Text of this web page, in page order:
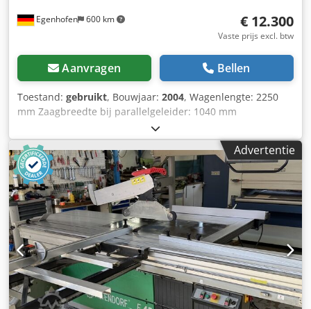
verpakking overdracht in de huidige staat, zoals
Egenhofen 600 km € 12.300
Vaste prijs excl. btw
Aanvragen Bellen
Toestand: gebruikt, Bouwjaar: 2004, Wagenlengte: 2250
mm Zaagbreedte bij parallelgeleider: 1040 mm
Zaagbreedte bij afkortaanslag: 2900 mm Zaagdiepte: 154
mm Voorritser: ja Hoogteverstelling zaagblad: elektrisch /
positiebesturing Kanteling zaagblad: elektrisch /
positiebesturing Dedpfey Ai I Njx Afnsck Verstelling
parallelgeleider: elektrisch / positiebesturing Verstelling
afkortaanslag: handmatig Hoekindicatie zaagblad: digitale
uitlezing Indicatie zaaghoogte: digitale uitlezing Indicatie
parallelgeleider: digitale uitlezing Indicatie afkortlineaal:
digitale uitlezing Afkortlineaal met verstekfunctie: ja
Zaagblad diameter: 450 mm Toerentallen: 4
Motorvermogen: 5,5 kW Aansluiting afzuiging: 80 en 120
mm Lengte machine: 2200 mm Breedte machine: 2000 mm
Gewicht: 1200 kg
Advertentie